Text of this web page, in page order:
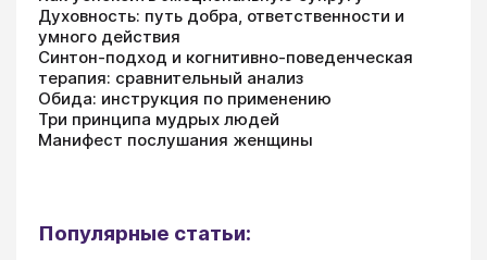
Духовность: путь добра, ответственности и
умного действия
Синтон-подход и когнитивно-поведенческая
терапия: сравнительный анализ
Обида: инструкция по применению
Три принципа мудрых людей
Манифест послушания женщины
Популярные статьи: